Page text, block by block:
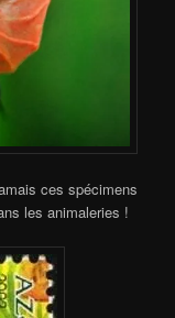
ces spécimens
les animaleries !